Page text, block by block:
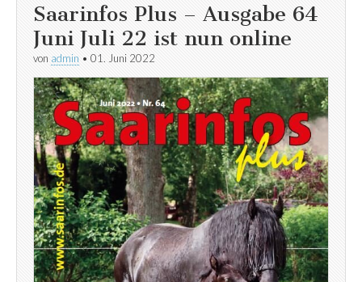
Saarinfos Plus – Ausgabe 64
Juni Juli 22 ist nun online
von admin • 01. Juni 2022